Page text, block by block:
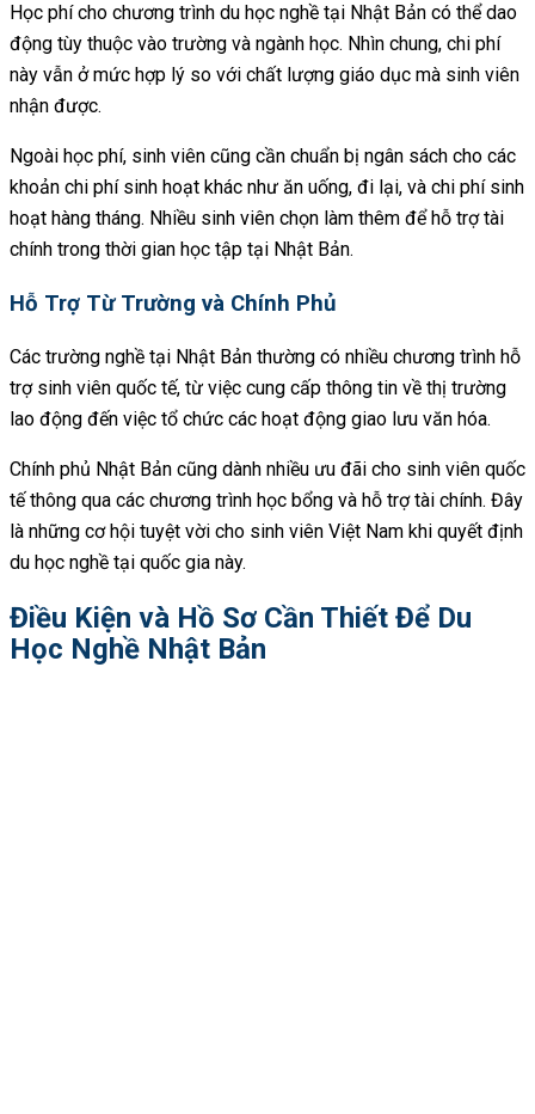
Học phí cho chương trình du học nghề tại Nhật Bản có thể dao
động tùy thuộc vào trường và ngành học. Nhìn chung, chi phí
này vẫn ở mức hợp lý so với chất lượng giáo dục mà sinh viên
nhận được.
Ngoài học phí, sinh viên cũng cần chuẩn bị ngân sách cho các
khoản chi phí sinh hoạt khác như ăn uống, đi lại, và chi phí sinh
hoạt hàng tháng. Nhiều sinh viên chọn làm thêm để hỗ trợ tài
chính trong thời gian học tập tại Nhật Bản.
Hỗ Trợ Từ Trường và Chính Phủ
Các trường nghề tại Nhật Bản thường có nhiều chương trình hỗ
trợ sinh viên quốc tế, từ việc cung cấp thông tin về thị trường
lao động đến việc tổ chức các hoạt động giao lưu văn hóa.
Chính phủ Nhật Bản cũng dành nhiều ưu đãi cho sinh viên quốc
tế thông qua các chương trình học bổng và hỗ trợ tài chính. Đây
là những cơ hội tuyệt vời cho sinh viên Việt Nam khi quyết định
du học nghề tại quốc gia này.
Điều Kiện và Hồ Sơ Cần Thiết Để Du
Học Nghề Nhật Bản